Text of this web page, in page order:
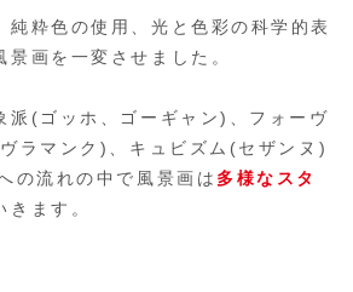
純粋色の使用、光と色彩の科学的表
画を一変させました。
派(ゴッホ、ゴーギャン)、フォーヴ
ラマンク)、キュビズム(セザンヌ)
の流れの中で風景画は 多様なスタ
きます。